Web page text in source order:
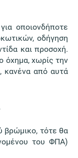
οποιονδήποτε
οδήγηση
και προσοχή.
όχημα, χωρίς την
κανένα από αυτά
βρώμικο, τότε θα
του ΦΠΑ)